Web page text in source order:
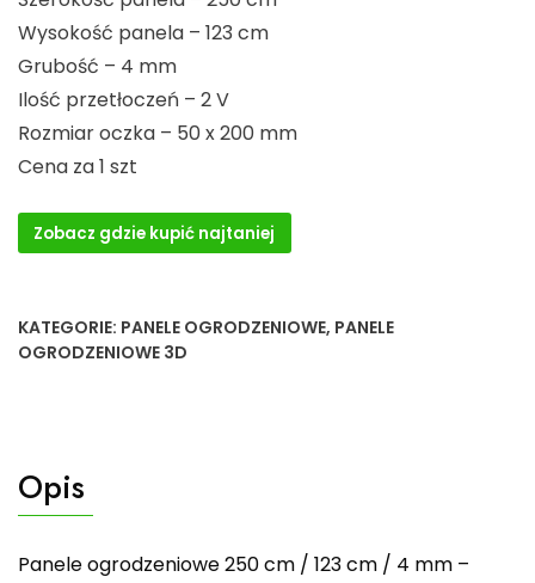
Wysokość panela – 123 cm
Grubość – 4 mm
Ilość przetłoczeń – 2 V
Rozmiar oczka – 50 x 200 mm
Cena za 1 szt
Zobacz gdzie kupić najtaniej
KATEGORIE: PANELE OGRODZENIOWE, PANELE
OGRODZENIOWE 3D
Opis
Panele ogrodzeniowe 250 cm / 123 cm / 4 mm –